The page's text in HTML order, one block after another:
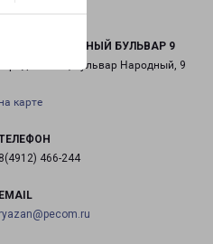
НАРОДНЫЙ БУЛЬВАР 9
Рязань, бульвар Народный, 9
карте
466-244